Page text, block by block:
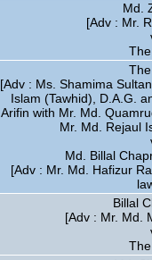
Md.
[Adv : Mr.
[Adv : Ms. Shamima
Islam (Tawhid), D.A.G.
Arifin with Mr. Md.
Mr. Md. Rejaul
Md. Billal
[Adv : Mr. Md. Hafizur
Billal
[Adv : Mr. Md.